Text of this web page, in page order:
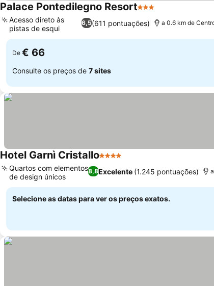
Palace Pontedilegno Resort3 Estrelas
6,5(611 pontuações)
Acesso direto às
pistas de esqui
a 0.6 km de
De € 66
Consulte os preços de 7 sites
Hotel Garnì Cristallo4 Estrelas
8,8Excelente (1.245 pontuações)
Quartos com elementos
de design únicos
Selecione as datas para ver os preços exatos.